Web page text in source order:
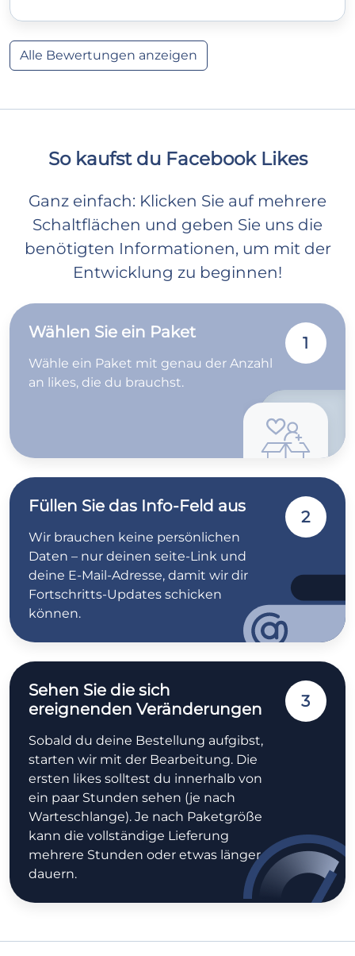
Alle Bewertungen anzeigen
So kaufst du Facebook Likes
Ganz einfach: Klicken Sie auf mehrere
Schaltflächen und geben Sie uns die
benötigten Informationen, um mit der
Entwicklung zu beginnen!
Wählen Sie ein Paket
Wähle ein Paket mit genau der Anzahl
an likes, die du brauchst.
1
Füllen Sie das Info-Feld aus
Wir brauchen keine persönlichen
Daten – nur deinen seite-Link und
deine E-Mail-Adresse, damit wir dir
Fortschritts-Updates schicken
können.
2
Sehen Sie die sich
ereignenden Veränderungen
Sobald du deine Bestellung aufgibst,
starten wir mit der Bearbeitung. Die
ersten likes solltest du innerhalb von
ein paar Stunden sehen (je nach
Warteschlange). Je nach Paketgröße
kann die vollständige Lieferung
mehrere Stunden oder etwas länger
dauern.
3